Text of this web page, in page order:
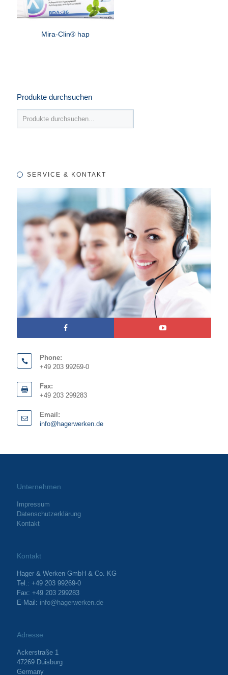
Mira-Clin® hap
Produkte durchsuchen
SERVICE & KONTAKT
Phone:
+49 203 99269-0
Fax:
+49 203 299283
Email:
info@hagerwerken.de
Unternehmen
Impressum
Datenschutzerklärung
Kontakt
Kontakt
Hager & Werken GmbH & Co. KG
Tel.: +49 203 99269-0
Fax: +49 203 299283
E-Mail: info@hagerwerken.de
Adresse
Ackerstraße 1
47269 Duisburg
Germany